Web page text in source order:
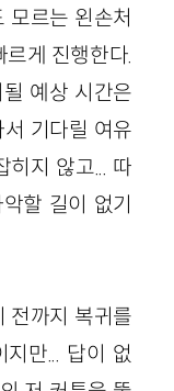
르는 왼손처
게 진행한다.
예상 시간은
기다릴 여유
히지 않고... 따
할 길이 없기
전까지 복귀를
만... 답이 없